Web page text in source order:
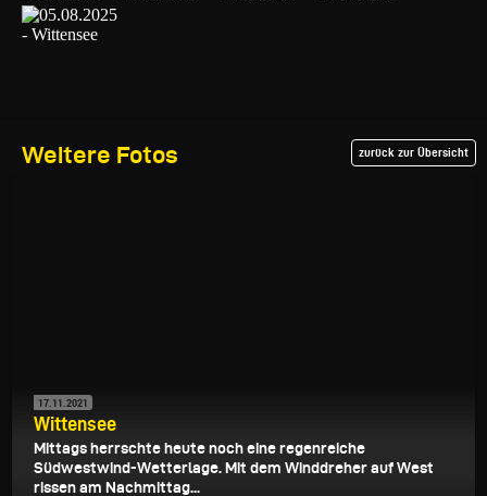
Weitere Fotos zurück zur Übersicht
17.11.2021
Wittensee
Mittags herrschte heute noch eine regenreiche
Südwestwind-Wetterlage. Mit dem Winddreher auf West
rissen am Nachmittag...